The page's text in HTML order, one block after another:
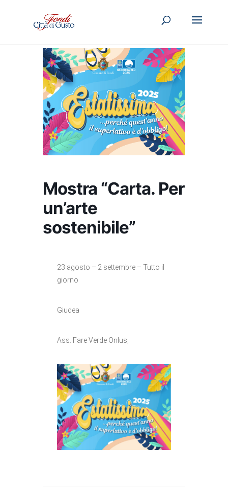
Mostra “Carta. Per
un’arte
sostenibile”
23 agosto – 2 settembre – Tutto il
giorno
Giudea
Ass. Fare Verde Onlus;